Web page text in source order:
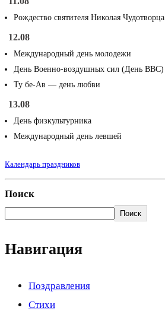
Рождество святителя Николая Чудотворца
12.08
Международный день молодежи
День Военно-воздушных сил (День ВВС)
Ту бе-Ав — день любви
13.08
День физкультурника
Международный день левшей
Календарь праздников
Поиск
Поиск
Навигация
Поздравления
Стихи